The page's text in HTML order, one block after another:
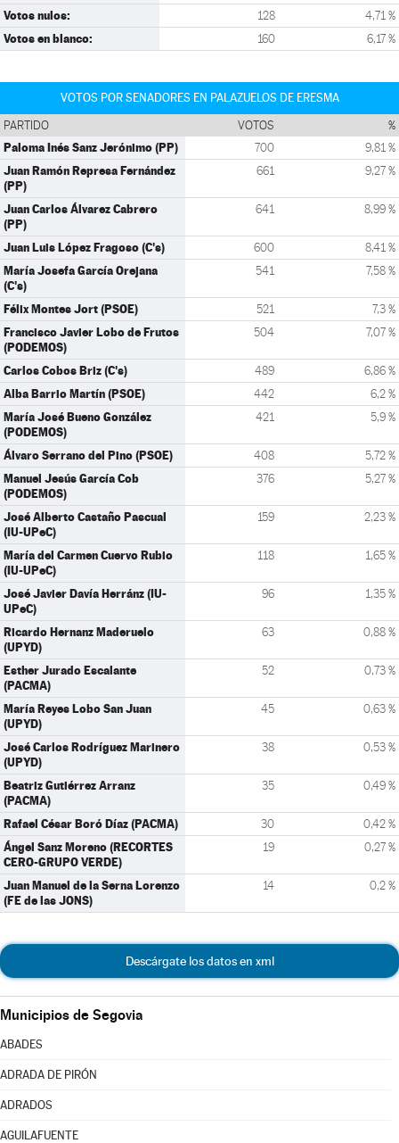
Votos nulos: 128 4,71 %
Votos en blanco: 160 6,17 %
VOTOS POR SENADORES EN PALAZUELOS DE ERESMA
PARTIDO VOTOS %
Paloma Inés Sanz Jerónimo (PP) 700 9,81 %
Juan Ramón Represa Fernández
(PP)
661 9,27 %
Juan Carlos Álvarez Cabrero
(PP)
641 8,99 %
Juan Luis López Fragoso (C's) 600 8,41 %
María Josefa García Orejana
(C's)
541 7,58 %
Félix Montes Jort (PSOE) 521 7,3 %
Francisco Javier Lobo de Frutos
(PODEMOS)
504 7,07 %
Carlos Cobos Briz (C's) 489 6,86 %
Alba Barrio Martín (PSOE) 442 6,2 %
María José Bueno González
(PODEMOS)
421 5,9 %
Álvaro Serrano del Pino (PSOE) 408 5,72 %
Manuel Jesús García Cob
(PODEMOS)
376 5,27 %
José Alberto Castaño Pascual
(IU-UPeC)
159 2,23 %
María del Carmen Cuervo Rubio
(IU-UPeC)
118 1,65 %
José Javier Davía Herránz (IU-
UPeC)
96 1,35 %
Ricardo Hernanz Maderuelo
(UPYD)
63 0,88 %
Esther Jurado Escalante
(PACMA)
52 0,73 %
María Reyes Lobo San Juan
(UPYD)
45 0,63 %
José Carlos Rodríguez Marinero
(UPYD)
38 0,53 %
Beatriz Gutiérrez Arranz
(PACMA)
35 0,49 %
Rafael César Boró Díaz (PACMA) 30 0,42 %
Ángel Sanz Moreno (RECORTES
CERO-GRUPO VERDE)
19 0,27 %
Juan Manuel de la Serna Lorenzo
(FE de las JONS)
14 0,2 %
Descárgate los datos en xml
Municipios de Segovia
ABADES
ADRADA DE PIRÓN
ADRADOS
AGUILAFUENTE